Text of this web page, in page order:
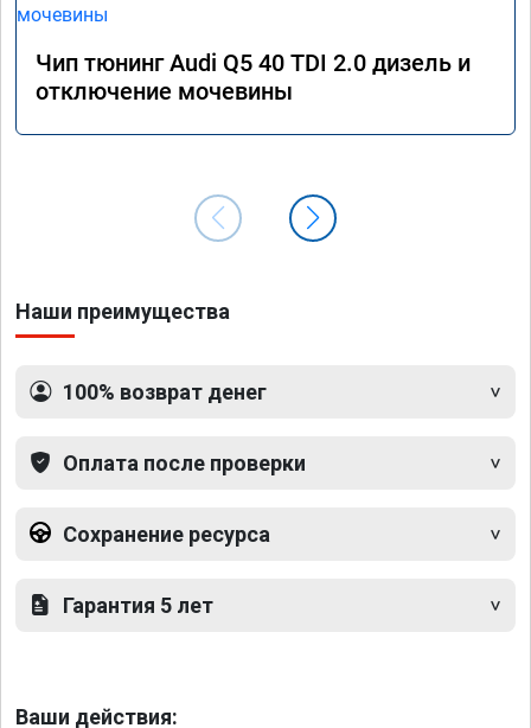
Чип тюнинг Audi Q5 40 TDI 2.0 дизель и
отключение мочевины
Наши преимущества
100% возврат денег
Оплата после проверки
Сохранение ресурса
Гарантия 5 лет
Ваши действия: